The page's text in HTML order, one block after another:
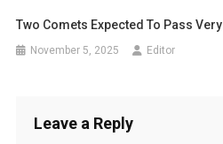
Two Comets Expected To Pass
November 5, 2025 Editor
Leave a Reply